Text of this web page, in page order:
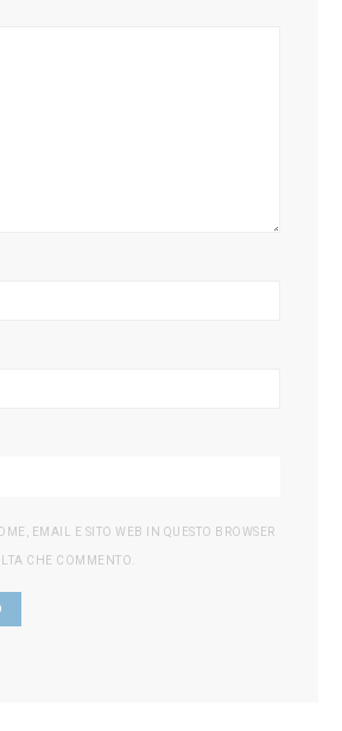
EMAIL E SITO WEB IN QUESTO BROWSER
CHE COMMENTO.